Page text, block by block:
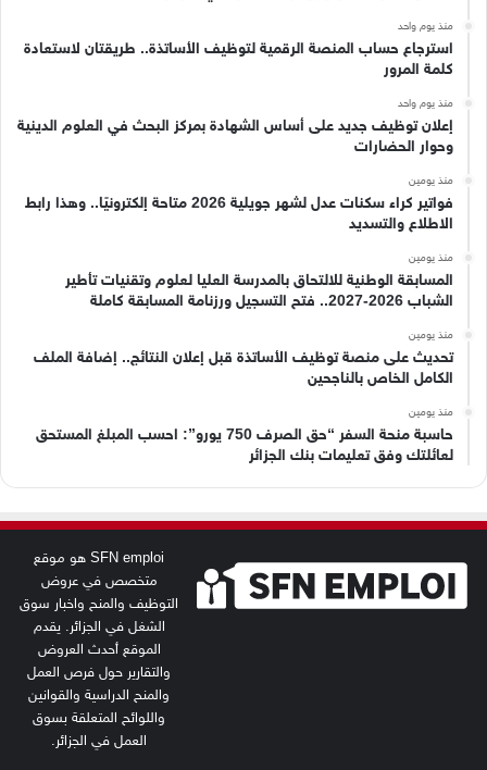
منذ يوم واحد
استرجاع حساب المنصة الرقمية لتوظيف الأساتذة.. طريقتان لاستعادة
كلمة المرور
منذ يوم واحد
إعلان توظيف جديد على أساس الشهادة بمركز البحث في العلوم الدينية
وحوار الحضارات
منذ يومين
فواتير كراء سكنات عدل لشهر جويلية 2026 متاحة إلكترونيًا.. وهذا رابط
الاطلاع والتسديد
منذ يومين
المسابقة الوطنية للالتحاق بالمدرسة العليا لعلوم وتقنيات تأطير
الشباب 2026-2027.. فتح التسجيل ورزنامة المسابقة كاملة
منذ يومين
تحديث على منصة توظيف الأساتذة قبل إعلان النتائج.. إضافة الملف
الكامل الخاص بالناجحين
منذ يومين
حاسبة منحة السفر “حق الصرف 750 يورو”: احسب المبلغ المستحق
لعائلتك وفق تعليمات بنك الجزائر
SFN emploi هو موقع
متخصص في عروض
التوظيف والمنح واخبار سوق
الشغل في الجزائر. يقدم
الموقع أحدث العروض
والتقارير حول فرص العمل
والمنح الدراسية والقوانين
واللوائح المتعلقة بسوق
العمل في الجزائر.